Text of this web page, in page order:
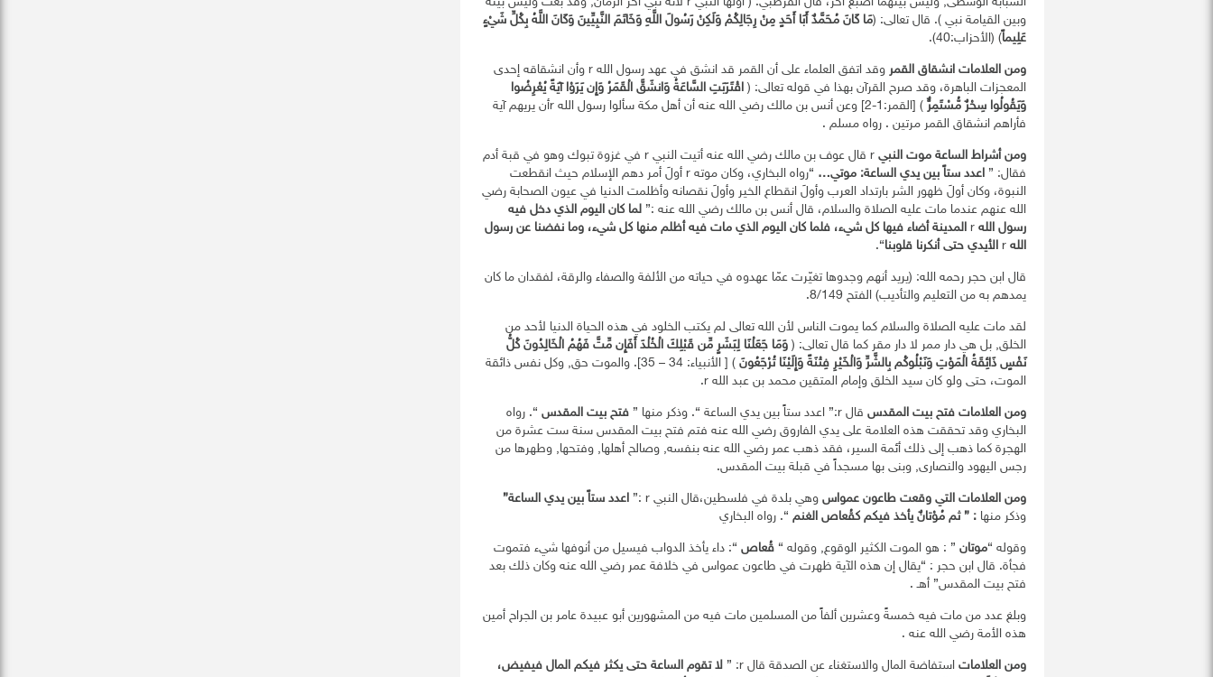
وبين القيامة نبي ). قال تعالى: (مَا كَانَ مُحَمَّدٌ أَبَا أَحَدٍ مِنْ رِجَالِكُمْ وَلَكِنْ رَسُولَ اللَّهِ وَخَاتَمَ النَّبِيِّينَ وَكَانَ اللَّهُ بِكُلِّ شَيْءٍ
عَلِيماً) (الأحزاب:40).
ومن العلامات انشقاق القمر
وقد اتفق العلماء على أن القمر قد انشق في عهد رسول الله r وأن انشقاقه إحدى
المعجزات الباهرة، وقد صرح القرآن بهذا في قوله تعالى: ( اقْتَرَبَتِ السَّاعَةُ وَانشَقَّ الْقَمَرُ وَإِن يَرَوْا آيَةً يُعْرِضُوا
وَيَقُولُوا سِحْرٌ مُّسْتَمِرٌّ
) [القمر:1-2] وعن أنس بن مالك رضي الله عنه أن أهل مكة سألوا رسول الله rأن يريهم آية
فأراهم انشقاق القمر مرتين . رواه مسلم .
ومن أشراط الساعة موت النبي
r قال عوف بن مالك رضي الله عنه أتيت النبي r في غزوة تبوك وهو في قبة أدم
فقال: ” اعدد ستاً بين يدي الساعة: موتي…
“رواه البخاري، وكان موته r أولَ أمر دهم الإسلام حيث انقطعت
النبوة، وكان أولَ ظهور الشر بارتداد العرب وأولَ انقطاع الخير وأولَ نقصانه وأظلمت الدنيا في عيون الصحابة رضي
الله عنهم عندما مات عليه الصلاة والسلام، قال أنس بن مالك رضي الله عنه :” لما كان اليوم الذي دخل فيه
رسول الله rالمدينة أضاء فيها كل شيء، فلما كان اليوم الذي مات فيه أظلم منها كل شيء، وما نفضنا عن رسول
الله rالأيدي حتى أنكرنا قلوبنا“.
قال ابن حجر رحمه الله: (يريد أنهم وجدوها تغيّرت عمّا عهدوه في حياته من الألفة والصفاء والرقة، لفقدان ما كان
يمدهم به من التعليم والتأديب) الفتح 8/149.
لقد مات عليه الصلاة والسلام كما يموت الناس لأن الله تعالى لم يكتب الخلود في هذه الحياة الدنيا لأحد من
الخلق, بل هي دار ممر لا دار مقر كما قال تعالى: ( وَمَا جَعَلْنَا لِبَشَرٍ مِّن قَبْلِكَ الْخُلْدَ أَفَإِن مِّتَّ فَهُمُ الْخَالِدُونَ كُلُّ
نَفْسٍ ذَائِقَةُ الْمَوْتِ وَنَبْلُوكُم بِالشَّرِّ وَالْخَيْرِ فِتْنَةً وَإِلَيْنَا تُرْجَعُونَ
) [ الأنبياء: 34 – 35]. والموت حق, وكل نفس ذائقة
الموت، حتى ولو كان سيد الخلق وإمام المتقين محمد بن عبد الله r.
ومن العلامات فتح بيت المقدس قال r:” اعدد ستاً بين يدي الساعة “. وذكر منها ” فتح بيت المقدس“. رواه
البخاري وقد تحققت هذه العلامة على يدي الفاروق رضي الله عنه فتم فتح بيت المقدس سنة ست عشرة من
الهجرة كما ذهب إلى ذلك أئمة السير، فقد ذهب عمر رضي الله عنه بنفسه, وصالح أهلها, وفتحها, وطهرها من
رجس اليهود والنصارى, وبنى بها مسجداً في قبلة بيت المقدس.
ومن العلامات التي وقعت طاعون عمواسوهي بلدة في فلسطين،قال النبي r :”
اعدد ستاً بين يدي الساعة”
وذكر منها : ” ثم مُوْتانٌ يأخذ فيكم كقُعاص الغنم“. رواه البخاري
وقوله “موتان” : هو الموت الكثير الوقوع, وقوله “ قُعاص“: داء يأخذ الدواب فيسيل من أنوفها شيء فتموت
فجأة. قال ابن حجر : “يقال إن هذه الآية ظهرت في طاعون عمواس في خلافة عمر رضي الله عنه وكان ذلك بعد
فتح بيت المقدس” أهـ .
وبلغ عدد من مات فيه خمسةً وعشرين ألفاً من المسلمين مات فيه من المشهورين أبو عبيدة عامر بن الجراح أمين
هذه الأمة رضي الله عنه .
ومن العلامات استفاضة المال والاستغناء عن الصدقة قال r: ” لا تقوم الساعة حتى يكثر فيكم المال فيفيض،